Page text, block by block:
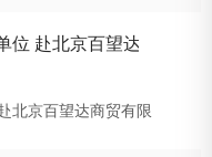
赴北京百望达商···
北京百望达商贸有限